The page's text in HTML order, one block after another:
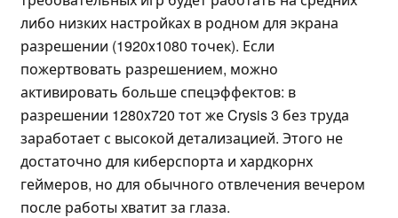
либо низких настройках в родном для экрана
разрешении (1920x1080 точек). Если
пожертвовать разрешением, можно
активировать больше спецэффектов: в
разрешении 1280x720 тот же Crysis 3 без труда
заработает с высокой детализацией. Этого не
достаточно для киберспорта и хардкорнх
геймеров, но для обычного отвлечения вечером
после работы хватит за глаза.